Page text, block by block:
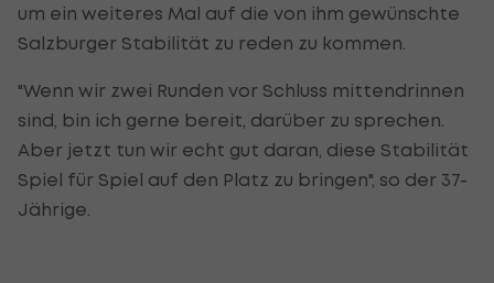
um ein weiteres Mal auf die von ihm gewünschte
Salzburger Stabilität zu reden zu kommen.
"Wenn wir zwei Runden vor Schluss mittendrinnen
sind, bin ich gerne bereit, darüber zu sprechen.
Aber jetzt tun wir echt gut daran, diese Stabilität
Spiel für Spiel auf den Platz zu bringen", so der 37-
Jährige.